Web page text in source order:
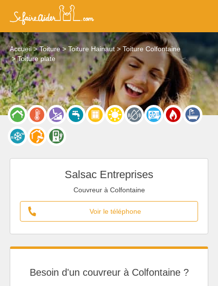
Accueil Toiture Toiture Hainaut
Toiture Colfontaine
Toiture plate
Salsac Entreprises
Couvreur à Colfontaine
Voir le téléphone
Besoin d'un couvreur à Colfontaine ?